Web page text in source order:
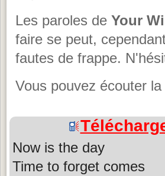
Les paroles de Your
faire se peut,
fautes de frappe.
Vous pouvez écouter
Now is the day
Time to forget comes